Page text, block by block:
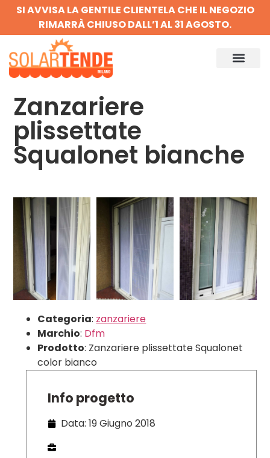
SI AVVISA LA GENTILE CLIENTELA CHE IL NEGOZIO
RIMARRÀ CHIUSO DALL’1 AL 31 AGOSTO.
Zanzariere
plissettate
Squalonet bianche
Categoria: zanzariere
Marchio: Dfm
Prodotto: Zanzariere plissettate Squalonet
color bianco
Info progetto
Data: 19 Giugno 2018